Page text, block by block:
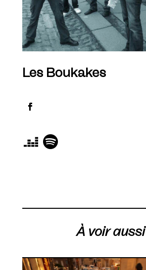
Les Boukakes
À voir aussi